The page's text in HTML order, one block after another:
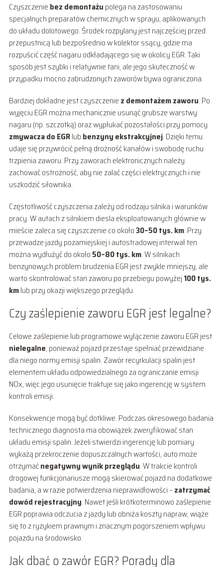
Czyszczenie bez demontażu polega na zastosowaniu
specjalnych preparatów chemicznych w sprayu, aplikowanych
do układu dolotowego. Środek rozpylany jest najczęściej przed
przepustnicą lub bezpośrednio w kolektor ssący, gdzie ma
rozpuścić część nagaru odkładającego się w okolicy EGR. Taki
sposób jest szybki i relatywnie tani, ale jego skuteczność w
przypadku mocno zabrudzonych zaworów bywa ograniczona.
Bardziej dokładne jest czyszczenie z demontażem zaworu. Po
wyjęciu EGR można mechanicznie usunąć grubsze warstwy
nagaru (np. szczotką) oraz wypłukać pozostałości przy pomocy
zmywacza do EGRlub benzyny ekstrakcyjnej. Dzięki temu
udaje się przywrócić pełną drożność kanałów i swobodę ruchu
trzpienia zaworu. Przy zaworach elektronicznych należy
zachować ostrożność, aby nie zalać części elektrycznych i nie
uszkodzić siłownika.
Częstotliwość czyszczenia zależy od rodzaju silnika i warunków
pracy. W autach z silnikiem diesla eksploatowanych głównie w
mieście zaleca się czyszczenie co około30–50 tys. km. Przy
przewadze jazdy pozamiejskiej i autostradowej interwał ten
można wydłużyć do około 50–80 tys. km. W silnikach
benzynowych problem brudzenia EGR jest zwykle mniejszy, ale
warto skontrolować stan zaworu po przebiegu powyżej 100 tys.
kmlub przy okazji większego przeglądu.
Czy zaślepienie zaworu EGR jest legalne?
Celowe zaślepienie lub programowe wyłączenie zaworu EGR jest
nielegalne, ponieważ pojazd przestaje spełniać przewidziane
dla niego normy emisji spalin. Zawór recyrkulacji spalin jest
elementem układu odpowiedzialnego za ograniczanie emisji
NOx, więc jego usunięcie traktuje się jako ingerencję w system
kontroli emisji.
Konsekwencje mogą być dotkliwe. Podczas okresowego badania
technicznego diagnosta ma obowiązek zweryfikować stan
układu emisji spalin. Jeżeli stwierdzi ingerencję lub pomiary
wykażą przekroczenie dopuszczalnych wartości, auto może
otrzymaćnegatywny wynik przeglądu. W trakcie kontroli
drogowej funkcjonariusze mogą skierować pojazd na dodatkowe
badania, a w razie potwierdzenia nieprawidłowości –zatrzymać
dowód rejestracyjny. Nawet jeśli krótkoterminowo zaślepienie
EGR poprawia odczucia z jazdy lub obniża koszty napraw, wiąże
się to z ryzykiem prawnym i znacznym pogorszeniem wpływu
pojazdu na środowisko.
Jak dbać o zawór EGR? Porady dla